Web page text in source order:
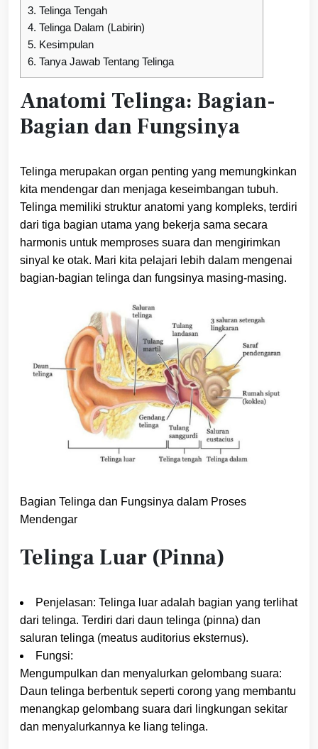
3. Telinga Tengah
4. Telinga Dalam (Labirin)
5. Kesimpulan
6. Tanya Jawab Tentang Telinga
Anatomi Telinga: Bagian-
Bagian dan Fungsinya
Telinga merupakan organ penting yang memungkinkan
kita mendengar dan menjaga keseimbangan tubuh.
Telinga memiliki struktur anatomi yang kompleks, terdiri
dari tiga bagian utama yang bekerja sama secara
harmonis untuk memproses suara dan mengirimkan
sinyal ke otak. Mari kita pelajari lebih dalam mengenai
bagian-bagian telinga dan fungsinya masing-masing.
Bagian Telinga dan Fungsinya dalam Proses
Mendengar
Telinga Luar (Pinna)
Penjelasan: Telinga luar adalah bagian yang terlihat
dari telinga. Terdiri dari daun telinga (pinna) dan
saluran telinga (meatus auditorius eksternus).
Fungsi:
Mengumpulkan dan menyalurkan gelombang suara:
Daun telinga berbentuk seperti corong yang membantu
menangkap gelombang suara dari lingkungan sekitar
dan menyalurkannya ke liang telinga.